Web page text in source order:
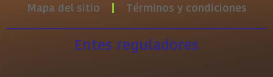
Mapa del sitio
Términos y condiciones
Entes reguladores